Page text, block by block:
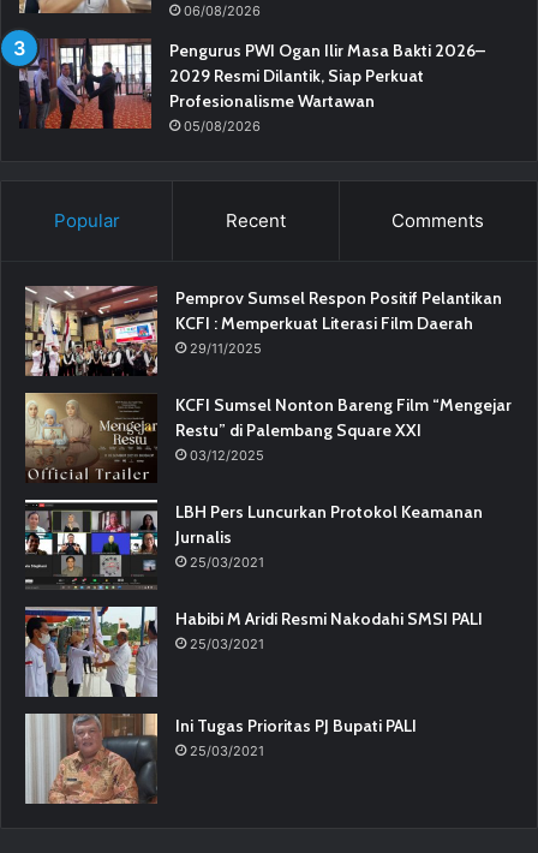
06/08/2026
Pengurus PWI Ogan Ilir Masa Bakti 2026–
2029 Resmi Dilantik, Siap Perkuat
Profesionalisme Wartawan
05/08/2026
Popular Recent Comments
Pemprov Sumsel Respon Positif Pelantikan
KCFI : Memperkuat Literasi Film Daerah
29/11/2025
KCFI Sumsel Nonton Bareng Film “Mengejar
Restu” di Palembang Square XXI
03/12/2025
LBH Pers Luncurkan Protokol Keamanan
Jurnalis
25/03/2021
Habibi M Aridi Resmi Nakodahi SMSI PALI
25/03/2021
Ini Tugas Prioritas PJ Bupati PALI
25/03/2021